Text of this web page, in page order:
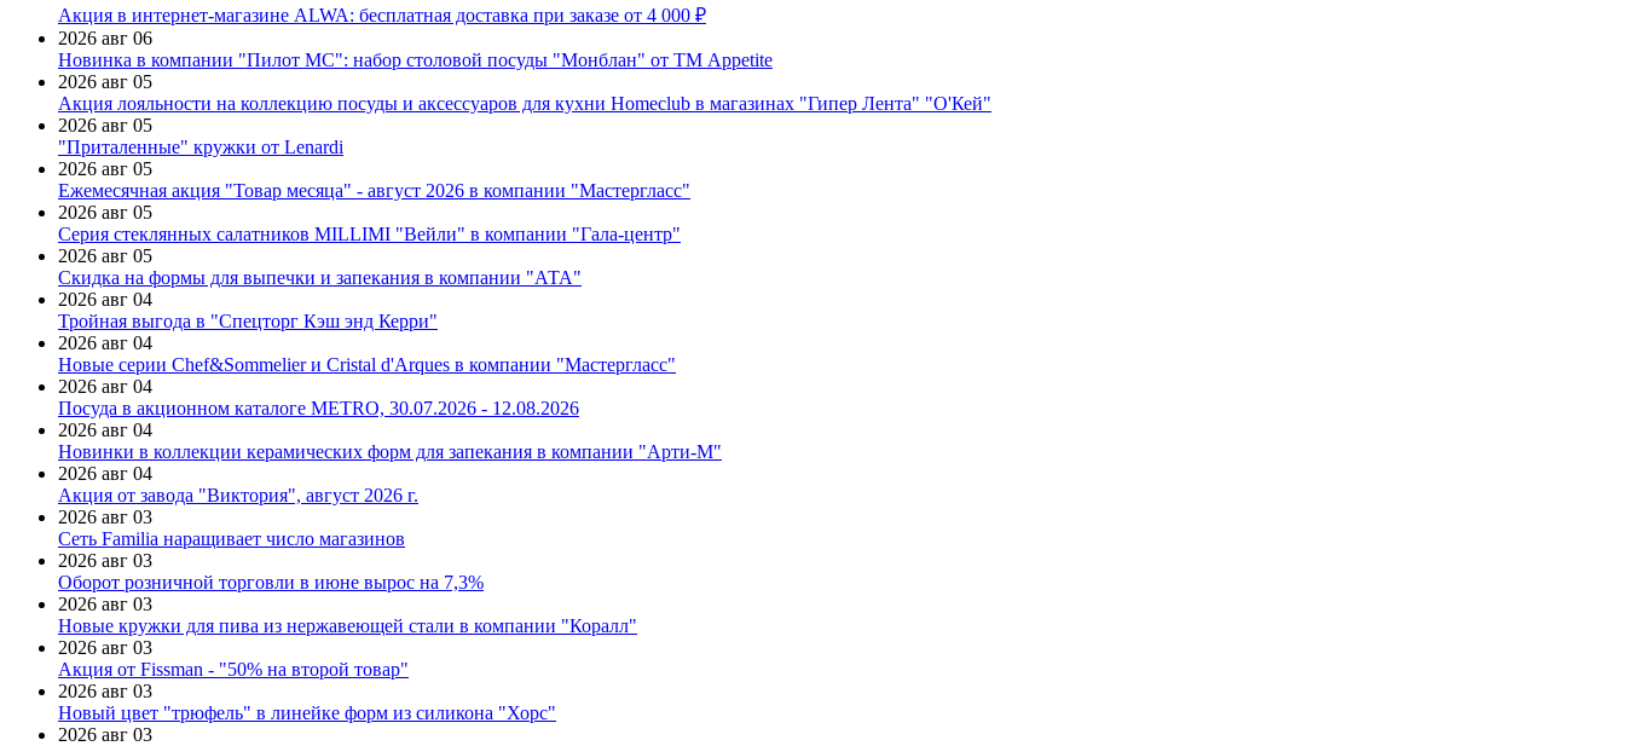
Акция в интернет-магазине ALWA: бесплатная доставка при заказе от 4 000 ₽
2026 авг 06
Новинка в компании "Пилот МС": набор столовой посуды "Монблан" от ТМ Appetite
2026 авг 05
Акция лояльности на коллекцию посуды и аксессуаров для кухни Homeclub в магазинах "Гипер Лента" "О'Кей"
2026 авг 05
"Приталенные" кружки от Lenardi
2026 авг 05
Ежемесячная акция "Товар месяца" - август 2026 в компании "Мастергласс"
2026 авг 05
Серия стеклянных салатников MILLIMI "Вейли" в компании "Гала-центр"
2026 авг 05
Скидка на формы для выпечки и запекания в компании "АТА"
2026 авг 04
Тройная выгода в "Спецторг Кэш энд Керри"
2026 авг 04
Новые серии Chef&Sommelier и Cristal d'Arques в компании "Мастергласс"
2026 авг 04
Посуда в акционном каталоге METRO, 30.07.2026 - 12.08.2026
2026 авг 04
Новинки в коллекции керамических форм для запекания в компании "Арти-М"
2026 авг 04
Акция от завода "Виктория", август 2026 г.
2026 авг 03
Сеть Familia наращивает число магазинов
2026 авг 03
Оборот розничной торговли в июне вырос на 7,3%
2026 авг 03
Новые кружки для пива из нержавеющей стали в компании "Коралл"
2026 авг 03
Акция от Fissman - "50% на второй товар"
2026 авг 03
Новый цвет "трюфель" в линейке форм из силикона "Хорс"
2026 авг 03